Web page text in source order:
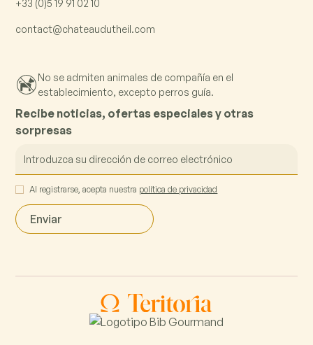
+33 (0)5 19 91 02 10
contact@chateaudutheil.com
No se admiten animales de compañía en el
establecimiento, excepto perros guía.
Recibe noticias, ofertas especiales y otras
sorpresas
Al registrarse, acepta nuestra política de privacidad